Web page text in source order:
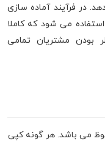
در فرآیند آماده سازی
می شود که کاملا
بودن مشتریان تمامی
می باشد. هر گونه کپی